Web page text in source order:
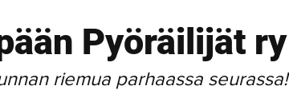
Pyöräilijät ry
riemua parhaassa seurassa!